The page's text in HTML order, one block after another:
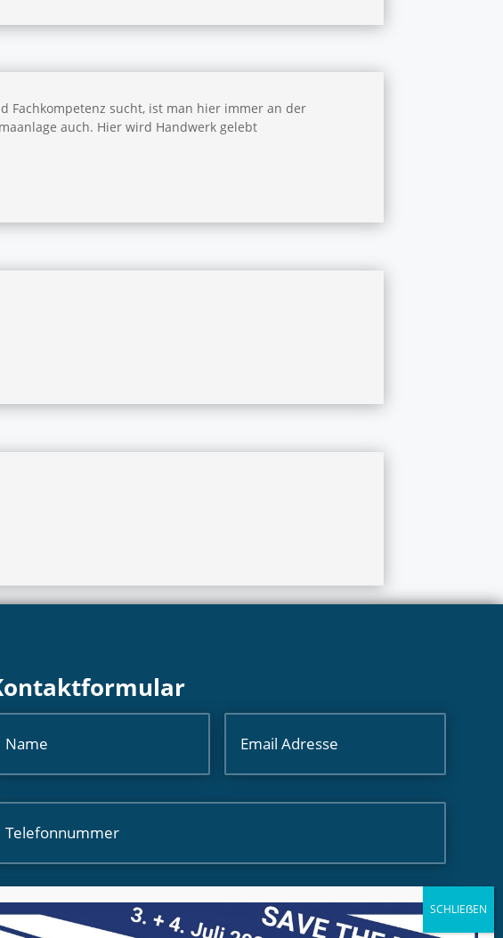
Fachkompetenz sucht, ist man hier immer an der
auch. Hier wird Handwerk gelebt